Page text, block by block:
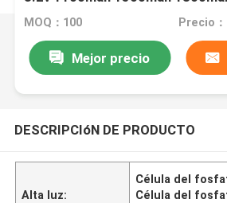
MOQ：100
Mejor precio
DESCRIPCIóN DE PRODUCTO
Alta luz:
Célula del
Célula del